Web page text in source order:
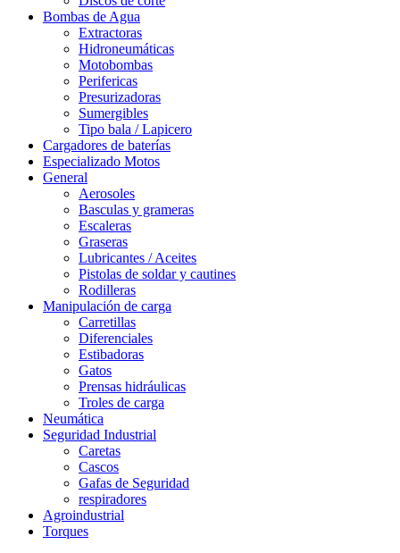
Bombas de Agua
Extractoras
Hidroneumáticas
Motobombas
Perifericas
Presurizadoras
Sumergibles
Tipo bala / Lapicero
Cargadores de baterías
Especializado Motos
General
Aerosoles
Basculas y grameras
Escaleras
Graseras
Lubricantes / Aceites
Pistolas de soldar y cautines
Rodilleras
Manipulación de carga
Carretillas
Diferenciales
Estibadoras
Gatos
Prensas hidráulicas
Troles de carga
Neumática
Seguridad Industrial
Caretas
Cascos
Gafas de Seguridad
respiradores
Agroindustrial
Torques